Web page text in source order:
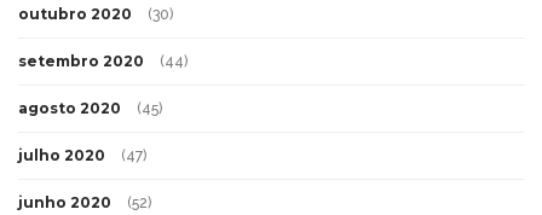
outubro 2020 (30)
setembro 2020 (44)
agosto 2020 (45)
julho 2020 (47)
junho 2020 (52)